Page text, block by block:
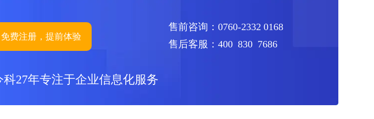
售前咨询：0760-2332 0168
售后客服：400 830 7686
科27年专注于企业信息化服务
免费注册，提前体验